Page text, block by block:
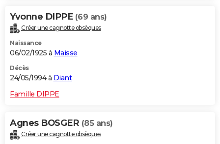
Yvonne DIPPE (69 ans)
Créer une cagnotte obsèques
Naissance
06/02/1925 à Maisse
Décès
24/05/1994 à Diant
Famille DIPPE
Agnes BOSGER (85 ans)
Créer une cagnotte obsèques